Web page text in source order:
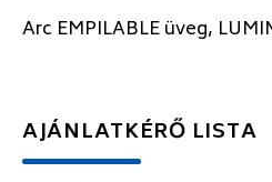
Arc EMPILABLE üveg,
AJÁNLATKÉRŐ LISTA